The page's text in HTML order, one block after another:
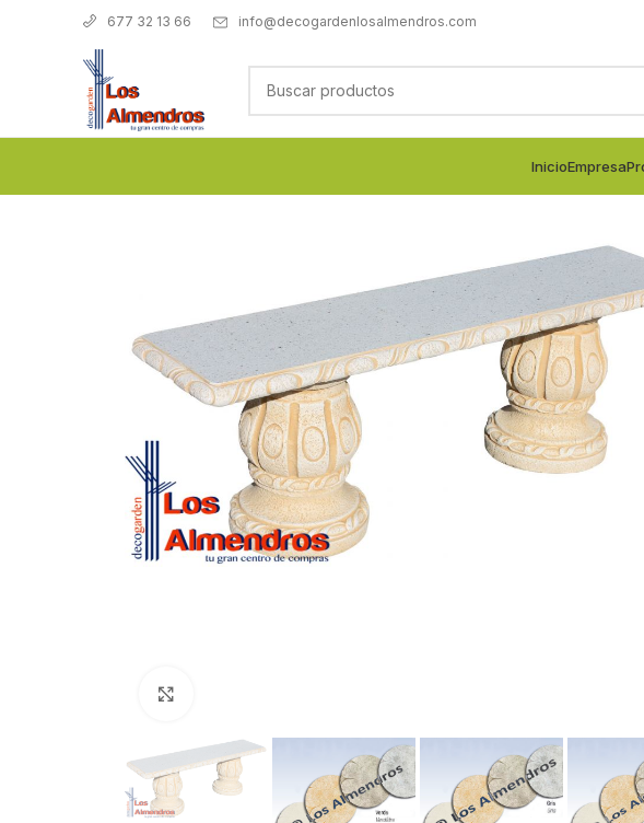
677 32 13 66 info@decogardenlosalmendros.com
InicioEmpresa